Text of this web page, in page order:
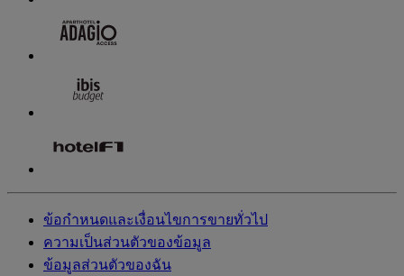
ข้อกำหนดและเงื่อนไขการขายทั่วไป
ความเป็นส่วนตัวของข้อมูล
ข้อมูลส่วนตัวของฉัน